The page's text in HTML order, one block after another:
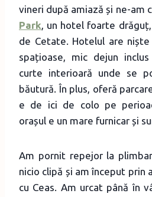
vineri după amiază și ne-am
Park, un hotel foarte
de Cetate. Hotelul are
spațioase, mic dejun
curte interioară unde se
băutură. În plus, oferă
e de ici de colo pe
orașul e un mare furnicar și
Am pornit repejor la
nicio clipă și am început prin
cu Ceas. Am urcat până în